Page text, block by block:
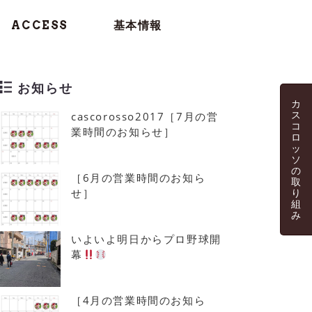
カ
ス
コ
ロ
ッ
ソ
の
取
り
組
み
ACCESS 基本情報
お知らせ
cascorosso2017［7月の営
業時間のお知らせ］
［6月の営業時間のお知ら
せ］
いよいよ明日からプロ野球開
幕
［4月の営業時間のお知ら